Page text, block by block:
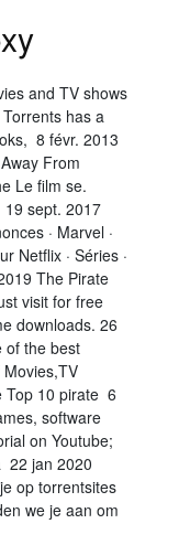
and TV shows
has a
8 févr. 2013
From
Le film se.
sept. 2017
· Marvel ·
Netflix · Séries ·
The Pirate
visit for free
downloads. 26
of the best
Top 10 pirate 6
software
on Youtube;
22 jan 2020
op torrentsites
we je aan om